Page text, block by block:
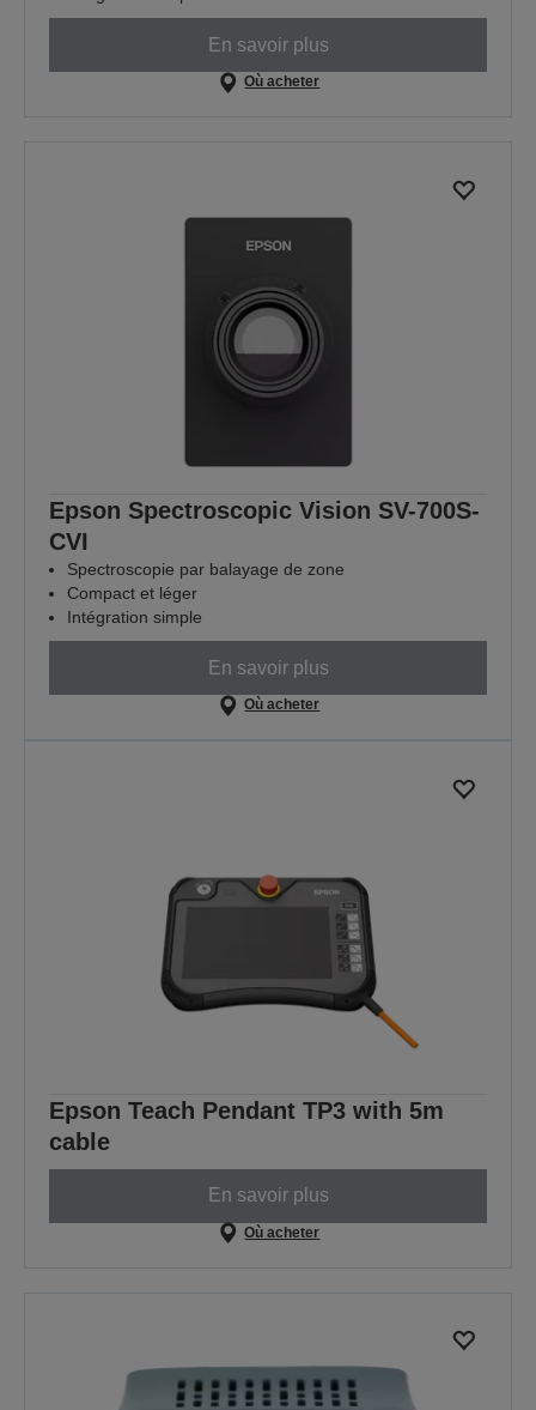
En savoir plus
Où acheter
Epson Spectroscopic Vision SV-700S-
CVI
Spectroscopie par balayage de zone
Compact et léger
Intégration simple
En savoir plus
Où acheter
Epson Teach Pendant TP3 with 5m
cable
En savoir plus
Où acheter